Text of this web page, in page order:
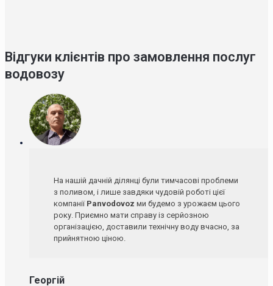
Відгуки клієнтів про замовлення послуг
водовозу
На нашій дачній ділянці були тимчасові проблеми
з поливом, і лише завдяки чудовій роботі цієї
компанії Panvodovoz ми будемо з урожаєм цього
року. Приємно мати справу із серйозною
організацією, доставили технічну воду вчасно, за
прийнятною ціною.
Георгій